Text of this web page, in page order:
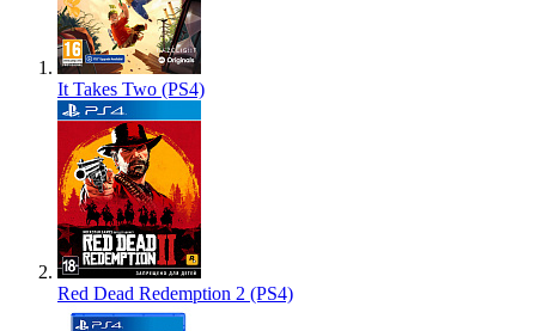
It Takes Two (PS4)
Red Dead Redemption 2 (PS4)